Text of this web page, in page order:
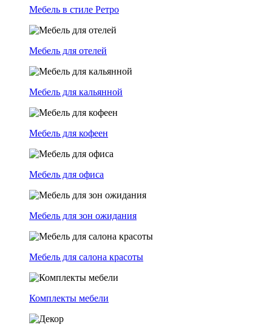
Мебель в стиле Ретро
Мебель для отелей
Мебель для кальянной
Мебель для кофеен
Мебель для офиса
Мебель для зон ожидания
Мебель для салона красоты
Комплекты мебели